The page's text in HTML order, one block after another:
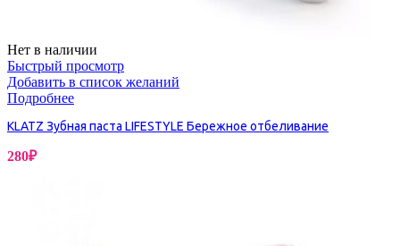
Нет в наличии
Быстрый просмотр
Добавить в список желаний
Подробнее
KLATZ Зубная паста LIFESTYLE Бережное отбеливание
280₽